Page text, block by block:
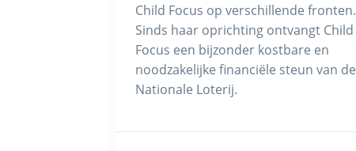
Child Focus op verschillende fronten.
Sinds haar oprichting ontvangt Child
Focus een bijzonder kostbare en
noodzakelijke financiële steun van de
Nationale Loterij.